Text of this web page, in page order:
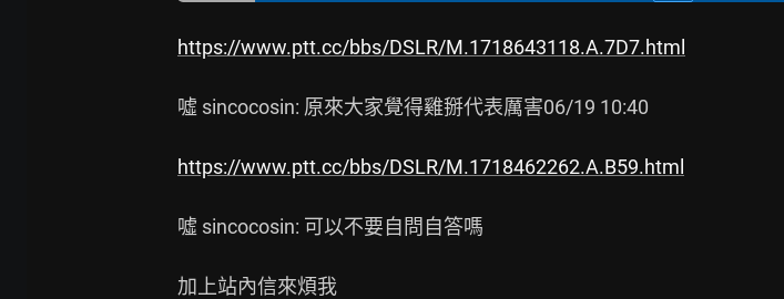
https://www.ptt.cc/bbs/DSLR/M.1718643118.A.7D7.html
噓 sincocosin: 原來大家覺得雞掰代表厲害06/19 10:40
https://www.ptt.cc/bbs/DSLR/M.1718462262.A.B59.html
噓 sincocosin: 可以不要自問自答嗎
加上站內信來煩我